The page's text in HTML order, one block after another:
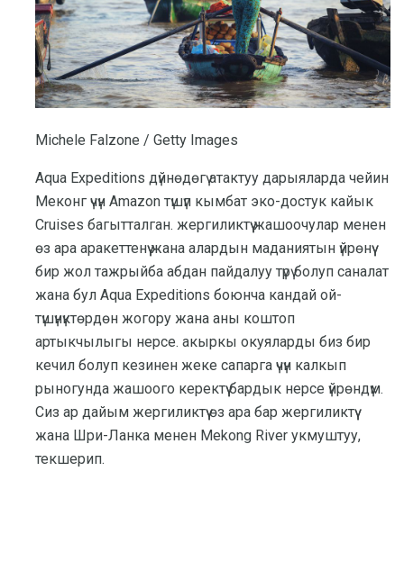
Michele Falzone / Getty Images
Aqua Expeditions дүйнөдөгү атактуу дарыяларда чейин
Меконг үчүн Amazon түшүп кымбат эко-достук кайык
Cruises багытталган. жергиликтүү жашоочулар менен
өз ара аракеттенүү жана алардын маданиятын үйрөнүү
бир жол тажрыйба абдан пайдалуу түрү болуп саналат
жана бул Aqua Expeditions боюнча кандай ой-
түшүнүктөрдөн жогору жана аны коштоп
артыкчылыгы нерсе. акыркы окуяларды биз бир
кечил болуп кезинен жеке сапарга үчүн калкып
рыногунда жашоого керектүү бардык нерсе үйрөндүм.
Сиз ар дайым жергиликтүү өз ара бар жергиликтүү
жана Шри-Ланка менен Mekong River укмуштуу,
текшерип.